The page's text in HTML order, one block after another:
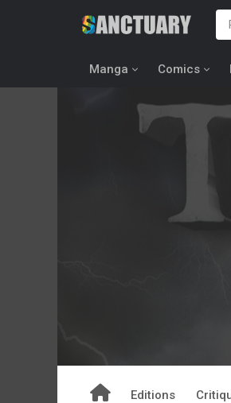
Manga Comics
Editions